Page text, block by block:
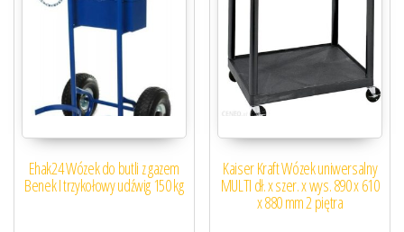
Ehak24 Wózek do butli z gazem
Benek I trzykołowy udźwig 150 kg
Kaiser Kraft Wózek uniwersalny
MULTI dł. x szer. x wys. 890 x 610
x 880 mm 2 piętra